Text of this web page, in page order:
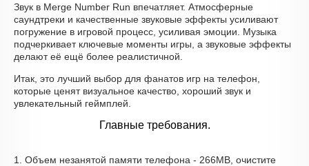
Звук в Merge Number Run впечатляет. Атмосферные
саундтреки и качественные звуковые эффекты усиливают
погружение в игровой процесс, усиливая эмоции. Музыка
подчеркивает ключевые моменты игры, а звуковые эффекты
делают её ещё более реалистичной.
Итак, это лучший выбор для фанатов игр на телефон,
которые ценят визуальное качество, хороший звук и
увлекательный геймплей.
Главные требования.
1. Объем незанятой памяти телефона - 266MB, очистите